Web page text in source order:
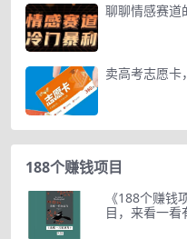
聊聊情感赛道
卖高考志愿卡
188个赚钱项目
《188个赚钱
目，来看一看